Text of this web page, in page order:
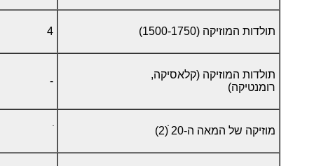
תולדות המוזיקה (1500-1750) 4
תולדות המוזיקה (קלאסיקה,
רומנטיקה)
-
מוזיקה של המאה ה-20 ׁׁ(2)